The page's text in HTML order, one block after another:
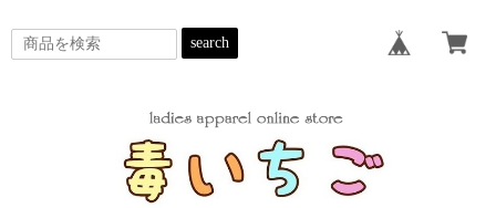
search